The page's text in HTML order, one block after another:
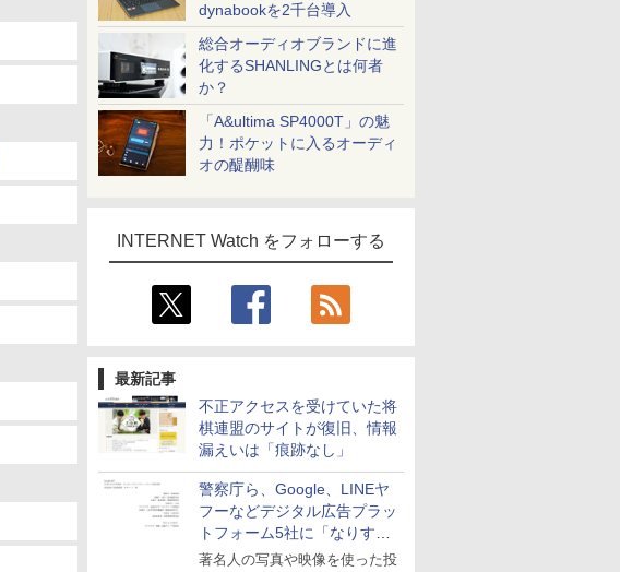
dynabookを2千台導入
総合オーディオブランドに進
化するSHANLINGとは何者
か？
「A&ultima SP4000T」の魅
力！ポケットに入るオーディ
オの醍醐味
INTERNET Watch をフォローする
最新記事
不正アクセスを受けていた将
棋連盟のサイトが復旧、情報
漏えいは「痕跡なし」
警察庁ら、Google、LINEヤ
フーなどデジタル広告プラッ
トフォーム5社に「なりすま
し詐欺広告」対策強化を要請
著名人の写真や映像を使った投